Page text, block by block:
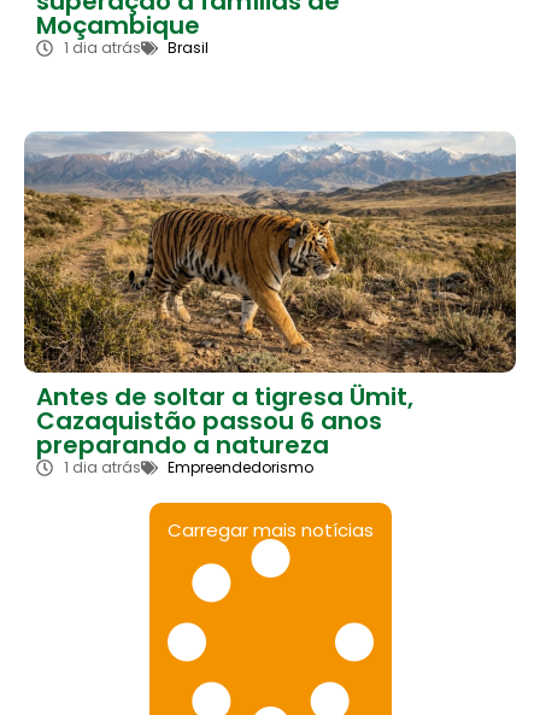
Moçambique
1 dia atrás Brasil
Antes de soltar a tigresa Ümit,
Cazaquistão passou 6 anos
preparando a natureza
1 dia atrás Empreendedorismo
Carregar mais notícias